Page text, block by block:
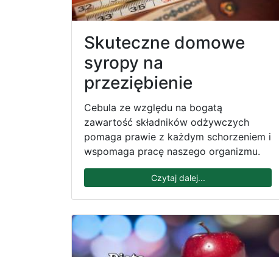
Skuteczne domowe
syropy na
przeziębienie
Cebula ze względu na bogatą
zawartość składników odżywczych
pomaga prawie z każdym schorzeniem i
wspomaga pracę naszego organizmu.
Czytaj dalej...